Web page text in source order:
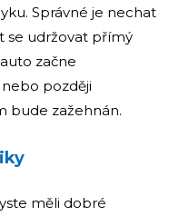
Správné je nechat
se udržovat přímý
začne
později
bude zažehnán.
měli dobré